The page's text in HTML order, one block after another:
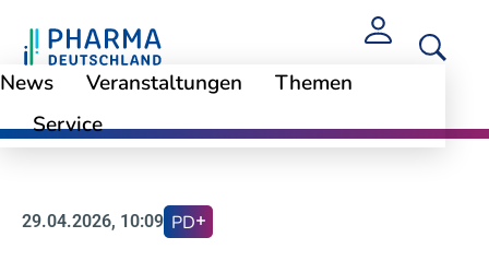
News Veranstaltungen
Themen
Service
News
29.04.2026, 10:09 PD